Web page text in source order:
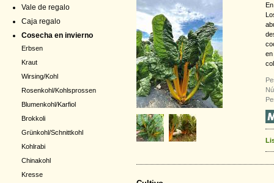
Vale de regalo
Caja regalo
Cosecha en invierno
Erbsen
Kraut
Wirsing/Kohl
Rosenkohl/Kohlsprossen
Blumenkohl/Karfiol
Brokkoli
Grünkohl/Schnittkohl
Kohlrabi
Chinakohl
Kresse
en